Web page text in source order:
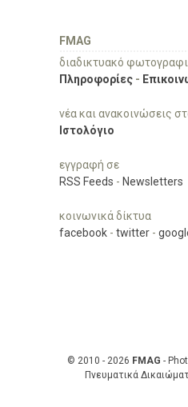
FMAG
διαδικτυακό
Πληροφορίες -
νέα και ανακοινώσεις
Ιστολόγιο
εγγραφή σε
RSS Feeds - Newsletters
κοινωνικά δίκτυα
facebook - twitter -
© 2010 - 2026 FMAG -
Πνευματικά